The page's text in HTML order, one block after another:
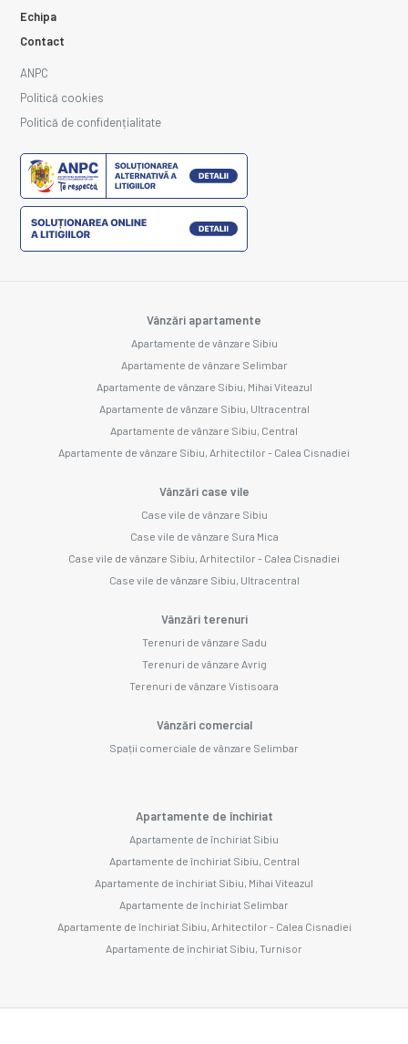
Echipa
Contact
ANPC
Politică cookies
Politică de confidențialitate
Vânzări apartamente
Apartamente de vânzare Sibiu
Apartamente de vânzare Selimbar
Apartamente de vânzare Sibiu, Mihai Viteazul
Apartamente de vânzare Sibiu, Ultracentral
Apartamente de vânzare Sibiu, Central
Apartamente de vânzare Sibiu, Arhitectilor - Calea Cisnadiei
Vânzări case vile
Case vile de vânzare Sibiu
Case vile de vânzare Sura Mica
Case vile de vânzare Sibiu, Arhitectilor - Calea Cisnadiei
Case vile de vânzare Sibiu, Ultracentral
Vânzări terenuri
Terenuri de vânzare Sadu
Terenuri de vânzare Avrig
Terenuri de vânzare Vistisoara
Vânzări comercial
Spații comerciale de vânzare Selimbar
Apartamente de închiriat
Apartamente de închiriat Sibiu
Apartamente de închiriat Sibiu, Central
Apartamente de închiriat Sibiu, Mihai Viteazul
Apartamente de închiriat Selimbar
Apartamente de închiriat Sibiu, Arhitectilor - Calea Cisnadiei
Apartamente de închiriat Sibiu, Turnisor